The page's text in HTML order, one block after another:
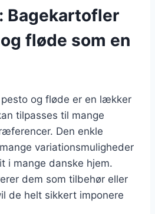
Bagekartofler
fløde som en
og fløde er en lækker
tilpasses til mange
Den enkle
variationsmuligheder
i mange danske hjem.
dem som tilbehør eller
de helt sikkert imponere